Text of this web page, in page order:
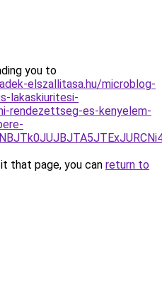
you to
elszallitasa.hu/microblog-
lakaskiuritesi-
rendezettseg-es-kenyelem-
that page, you can return to